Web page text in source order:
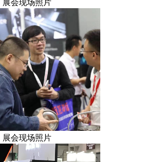
展会现场照片
展会现场照片